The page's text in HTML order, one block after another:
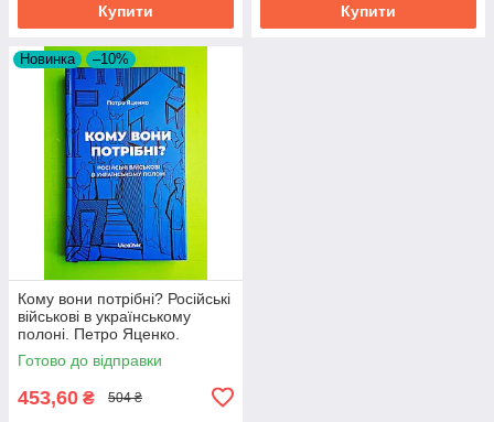
Купити Купити
Новинка –10%
Кому вони потрібні? Російські
військові в українському
полоні. Петро Яценко.
Ukraїner
Готово до відправки
453,60 ₴ 504 ₴